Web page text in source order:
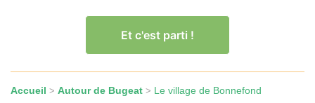
Et c'est parti !
Accueil > Autour de Bugeat > Le village de Bonnefond